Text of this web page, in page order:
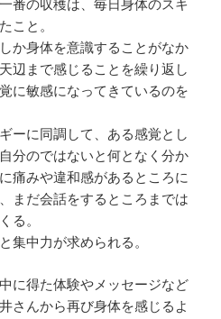
番の収穫は、毎日身体のスキ
こと。
か身体を意識することがなか
辺まで感じることを繰り返し
に敏感になってきているのを
ーに同調して、ある感覚とし
分のではないと何となく分か
痛みや違和感があるところに
まだ会話をするところまでは
る。
集中力が求められる。
に得た体験やメッセージなど
さんから再び身体を感じるよ